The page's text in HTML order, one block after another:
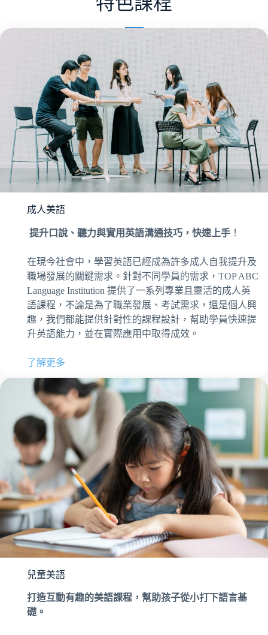
成人美語
提升口說、聽力與實用英語溝通技巧，快速上手 ！
在現今社會中，學習英語已經成為許多成人自我提升及
職場發展的關鍵需求。針對不同學員的需求，TOP ABC
Language Institution 提供了一系列專業且靈活的成人英
語課程，不論是為了職業發展、考試需求，還是個人興
趣，我們都能提供針對性的課程設計，幫助學員快速提
升英語能力，並在實際應用中取得成效。
了解更多
兒童美語
打造互動有趣的美語課程，幫助孩子從小打下語言基
礎。